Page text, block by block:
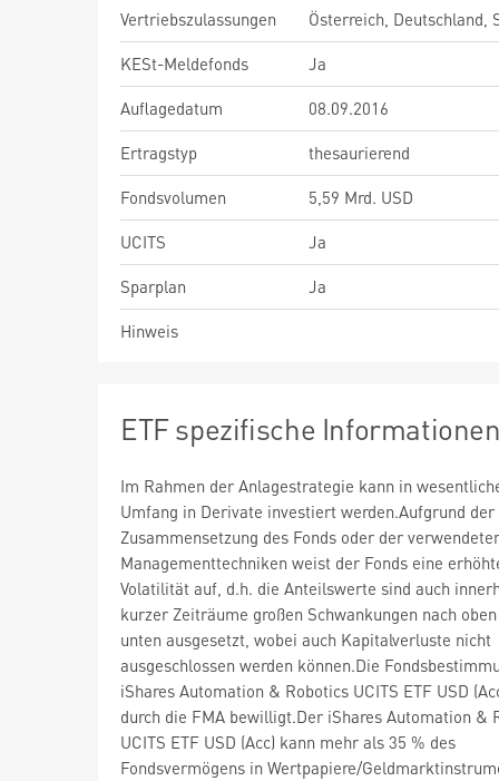
Vertriebszulassungen
Österreich, Deutschland,
KESt-Meldefonds
Ja
Auflagedatum
08.09.2016
Ertragstyp
thesaurierend
Fondsvolumen
5,59 Mrd. USD
UCITS
Ja
Sparplan
Ja
Hinweis
ETF spezifische
Im Rahmen der Anlagestrategie kann in
Umfang in Derivate investiert werden.Aufgrund der
Zusammensetzung des Fonds oder der
Managementtechniken weist der Fonds eine
Volatilität auf, d.h. die Anteilswerte sind auch
kurzer Zeiträume großen Schwankungen nach
unten ausgesetzt, wobei auch Kapitalverluste nicht
ausgeschlossen werden können.Die
iShares Automation & Robotics UCITS ETF USD
durch die FMA bewilligt.Der iShares Automation &
UCITS ETF USD (Acc) kann mehr als 35 % des
Fondsvermögens in Wertpapiere/